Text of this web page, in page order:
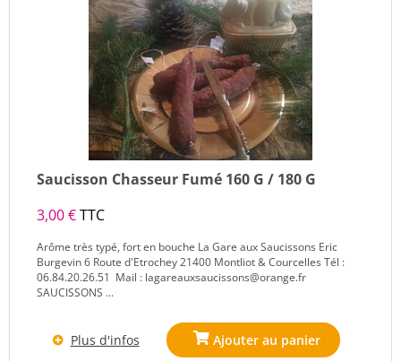
Saucisson Chasseur Fumé 160 G / 180 G
3,00 €TTC
Arôme très typé, fort en bouche La Gare aux Saucissons Eric
Burgevin 6 Route d'Etrochey 21400 Montliot & Courcelles Tél :
06.84.20.26.51 Mail : lagareauxsaucissons@orange.fr
SAUCISSONS ...
Plus d'infos